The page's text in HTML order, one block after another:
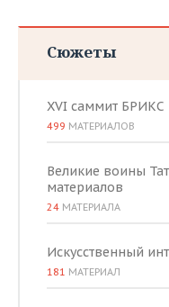
Сюжеты
XVI саммит БРИКС
499 МАТЕРИАЛОВ
Великие воины
материалов
24 МАТЕРИАЛА
Искусственный
181 МАТЕРИАЛ